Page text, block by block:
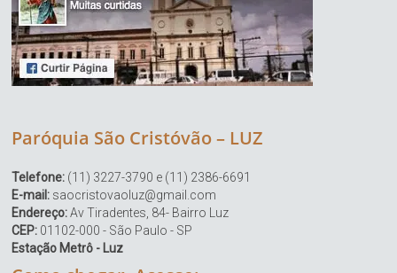
Paróquia São Cristóvão – LUZ
Telefone: (11) 3227-3790 e (11) 2386-6691
E-mail: saocristovaoluz@gmail.com
Endereço:Av Tiradentes, 84- Bairro Luz
CEP: 01102-000 - São Paulo - SP
Estação Metrô - Luz